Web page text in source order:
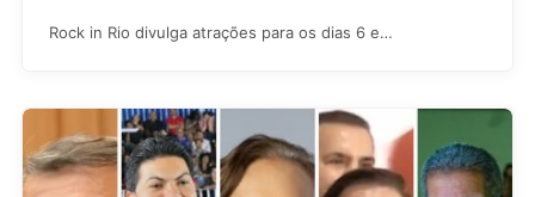
Rock in Rio divulga atrações para os dias 6 e…